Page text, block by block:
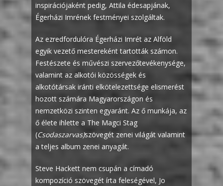
inspirációjaként pedig, Attila édesapjának,
Égerházi Imrének festményei szolgáltak.
Az ezredfordulóra Égerházi Imrét az Alföld
egyik vezető mestereként tartották számon.
Festészete és művészi szervezőtevékenysége,
valamint az alkotói közösségek és
alkotótársak iránti elkötelezettsége elismerést
hozott számára Magyarországon és
nemzetközi szinten egyaránt. Az ő munkája, az
ő élete ihlette a The Magci Stag
(Csodaszarvas)szövegét zenei világát valamint
a teljes album zenei anyagát.
Steve Hackett nem csupán a címadó
kompozíció szövegét írta feleségével, Jo